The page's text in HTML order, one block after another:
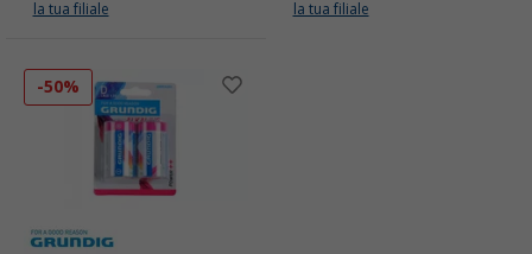
la tua filiale
la tua filiale
-50%